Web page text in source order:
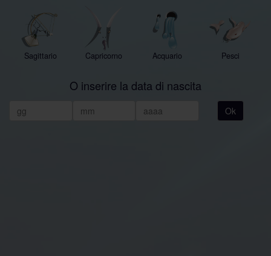
Sagittario Capricorno Acquario Pesci
O inserire la data di nascita
Ok